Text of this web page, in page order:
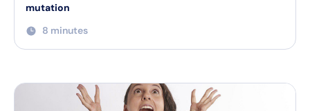
mutation
8 minutes